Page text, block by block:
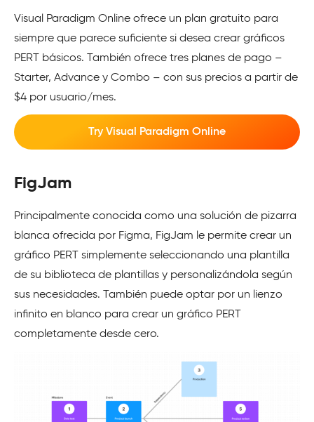
Visual Paradigm Online ofrece un plan gratuito para
siempre que parece suficiente si desea crear gráficos
PERT básicos. También ofrece tres planes de pago –
Starter, Advance y Combo – con sus precios a partir de
$4 por usuario/mes.
Try Visual Paradigm Online
FigJam
Principalmente conocida como una solución de pizarra
blanca ofrecida por Figma, FigJam le permite crear un
gráfico PERT simplemente seleccionando una plantilla
de su biblioteca de plantillas y personalizándola según
sus necesidades. También puede optar por un lienzo
infinito en blanco para crear un gráfico PERT
completamente desde cero.